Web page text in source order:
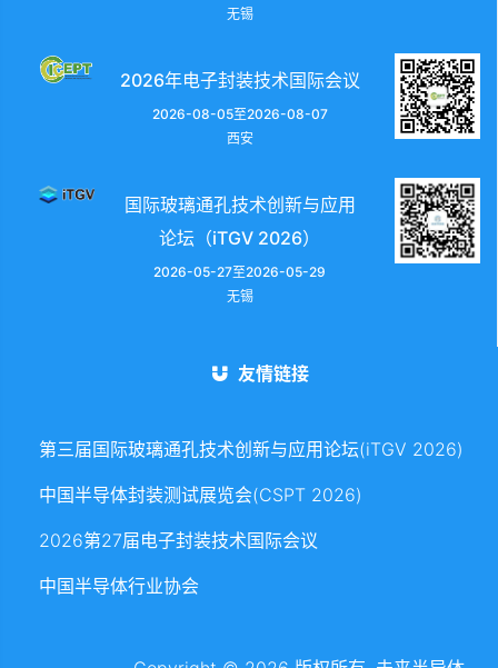
无锡
2026年电子封装技术国际会议
2026-08-05至2026-08-07
西安
国际玻璃通孔技术创新与应用
论坛（iTGV 2026）
2026-05-27至2026-05-29
无锡
友情链接
第三届国际玻璃通孔技术创新与应用论坛(iTGV 2026)
中国半导体封装测试展览会(CSPT 2026)
2026第27届电子封装技术国际会议
中国半导体行业协会